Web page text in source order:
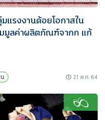
รงงานด้อยโอกาสใน
มูลค่าผลิตภัณฑ์จากก แก้
21 พ.ค. 64